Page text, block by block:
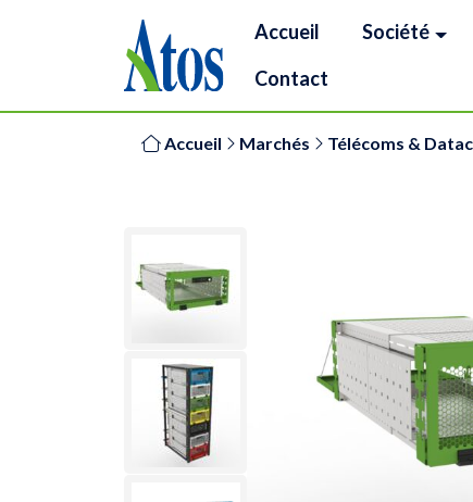
Accueil Société
Contact
Accueil Marchés Télécoms &